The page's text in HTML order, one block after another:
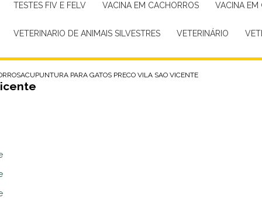
TESTES FIV E FELV VACINA EM CACHORROS VACINA
VETERINARIO DE ANIMAIS SILVESTRES VETERINÁRIO
ACUPUNTURA PARA GATOS PRECO VILA SAO VICENTE